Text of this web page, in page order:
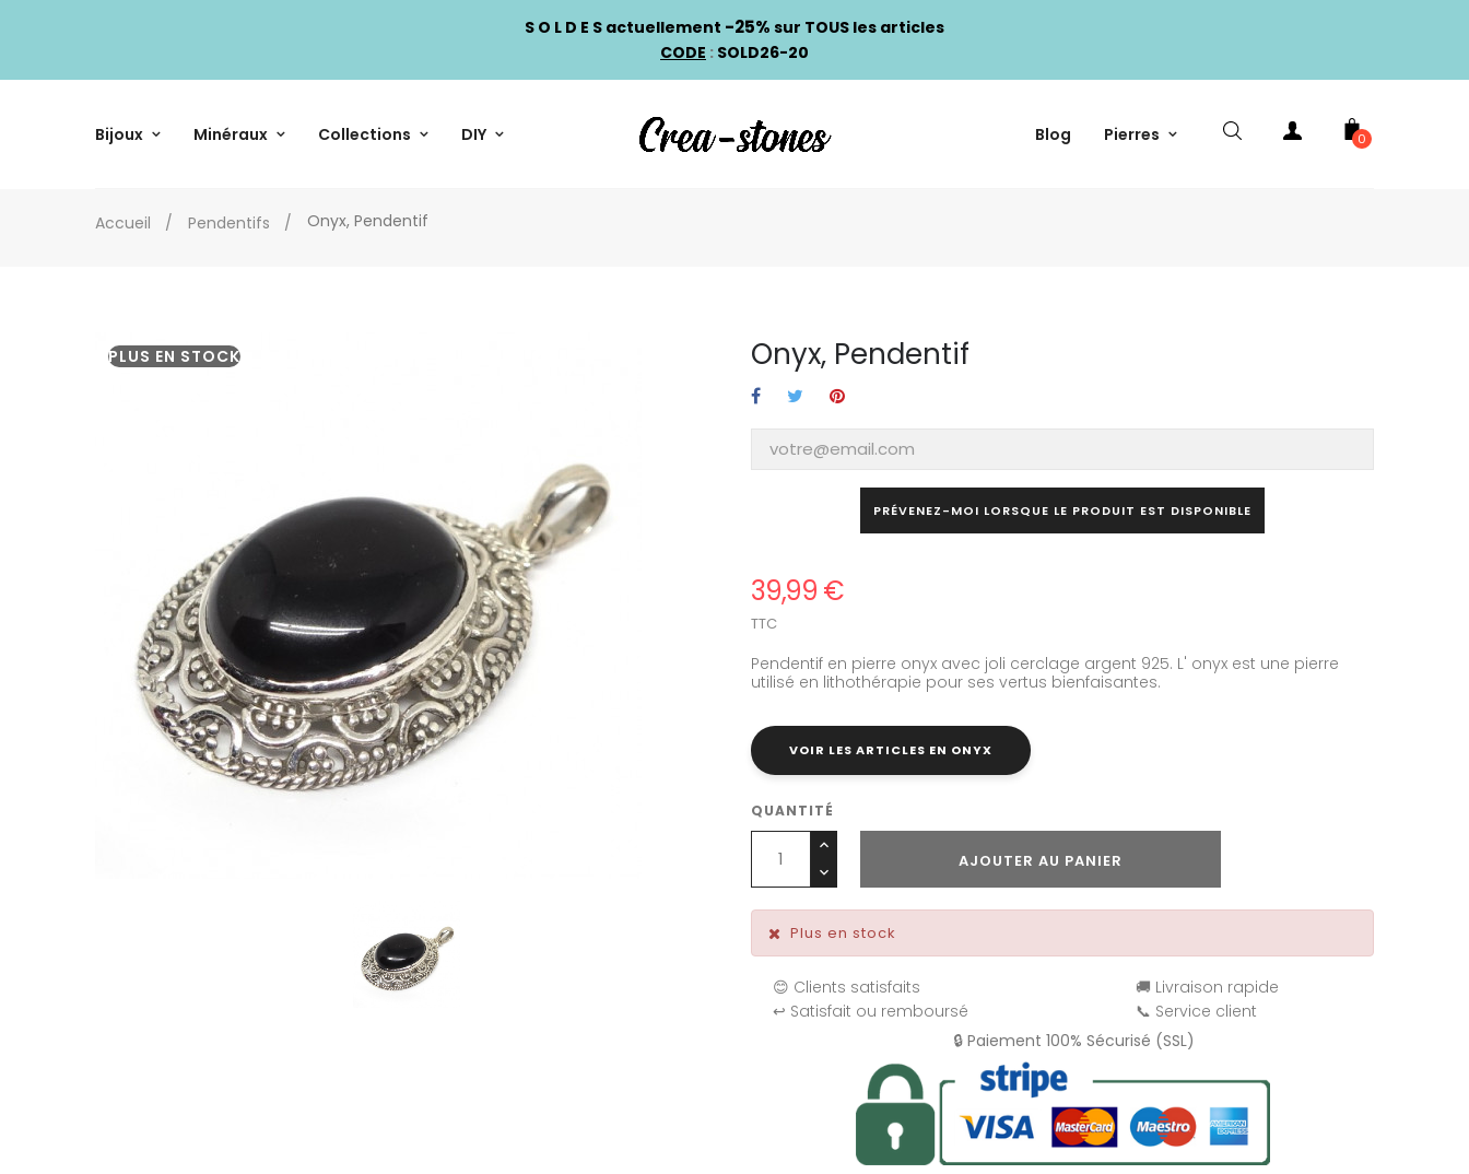
S O L D E S actuellement -25% sur TOUS les articles
CODE : SOLD26-20
Bijoux Minéraux Collections DIY Blog Pierres 0
Accueil Pendentifs Onyx, Pendentif
PLUS EN STOCK Onyx, Pendentif
PRÉVENEZ-MOI LORSQUE LE PRODUIT EST DISPONIBLE
39,99 €
TTC
Pendentif en pierre onyx avec joli cerclage argent 925. L' onyx est une pierre
utilisé en lithothérapie pour ses vertus bienfaisantes.
VOIR LES ARTICLES EN ONYX
QUANTITÉ
AJOUTER AU PANIER
Plus en stock
😊 Clients satisfaits
🚚 Livraison rapide
↩️ Satisfait ou remboursé
📞 Service client
🔒 Paiement 100% Sécurisé (SSL)